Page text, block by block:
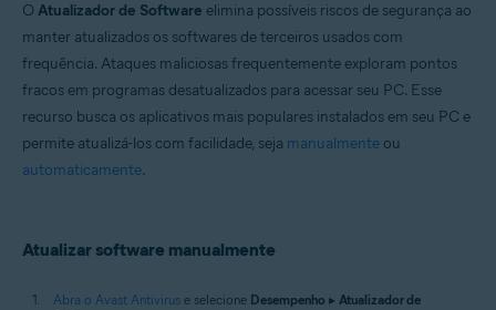
O Atualizador de Software elimina possíveis riscos de segurança ao
manter atualizados os softwares de terceiros usados com
frequência. Ataques maliciosas frequentemente exploram pontos
fracos em programas desatualizados para acessar seu PC. Esse
recurso busca os aplicativos mais populares instalados em seu PC e
permite atualizá-los com facilidade, seja manualmente ou
automaticamente.
Atualizar software manualmente
Abra o Avast Antivirus e selecione Desempenho ▸ Atualizador de